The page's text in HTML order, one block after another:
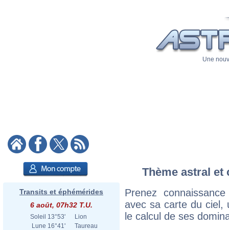
Une
Transits et éphémérides
6 août, 07h32 T.U.
Soleil 13°53'
Lion
Lune 16°41'
Taureau
Thème astral et
Prenez
avec sa carte du ciel,
le calcul de ses